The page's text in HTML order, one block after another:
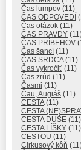
Čas lumpov (11)
ČAS ODPOVEDÍ
Čas otázok (11)
ČAS PRAVDY
ČAS PRÍBEHOV
Čas šancí (11)
ČAS SRDCA(11)
Čas vykročiť (11)
Čas zrúd (11)
Časmi (11)
Čau, Augiáš (11)
CESTA(11)
CESTA
CESTA DUŠE (11)
CESTA LÍŠKY (11)
CESTOU (11)
Cirkusový kôň